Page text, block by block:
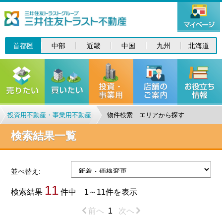
首都圏 中部 近畿 中国 九州 北海道
投資用不動産・事業用不動産 物件検索 エリアから探す
検索結果一覧
並べ替え:
検索結果 11 件中 1～11件を表示
前へ 1 次へ